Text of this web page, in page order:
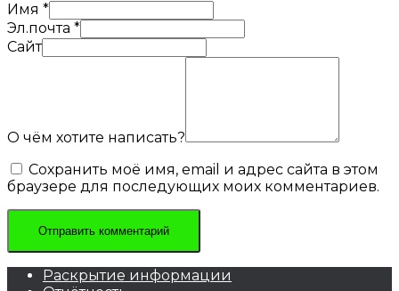
Имя *
Эл.почта *
Сайт
О чём хотите написать?
Сохранить моё имя, email и адрес сайта в этом
браузере для последующих моих комментариев.
Раскрытие информации